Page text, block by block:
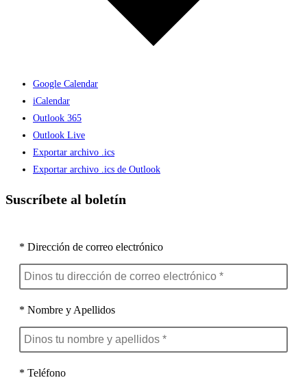
Google Calendar
iCalendar
Outlook 365
Outlook Live
Exportar archivo .ics
Exportar archivo .ics de Outlook
Suscríbete al boletín
* Dirección de correo electrónico
* Nombre y Apellidos
* Teléfono